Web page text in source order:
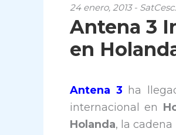
24 enero, 2013 -
Antena 3
en
Antena 3 ha
internacional en
Holanda, la